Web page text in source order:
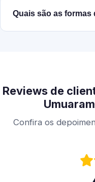
Quais são as formas
Reviews de
Confira os